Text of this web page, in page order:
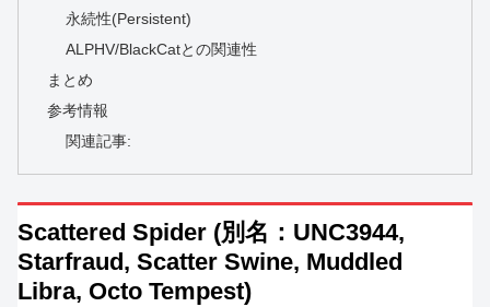
永続性(Persistent)
ALPHV/BlackCatとの関連性
まとめ
参考情報
関連記事:
Scattered Spider (別名：UNC3944,
Starfraud, Scatter Swine, Muddled
Libra, Octo Tempest)